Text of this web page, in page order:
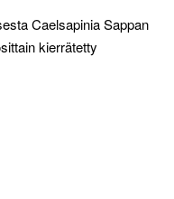
Caelsapinia Sappan
kierrätetty